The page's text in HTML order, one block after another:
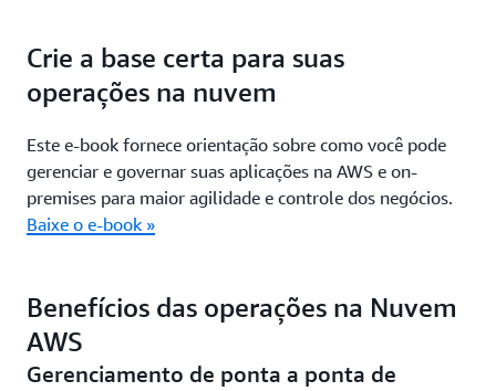
Crie a base certa para suas
operações na nuvem
Este e-book fornece orientação sobre como você pode
gerenciar e governar suas aplicações na AWS e on-
premises para maior agilidade e controle dos negócios.
Baixe o e-book »
Benefícios das operações na Nuvem
AWS
Gerenciamento de ponta a ponta de